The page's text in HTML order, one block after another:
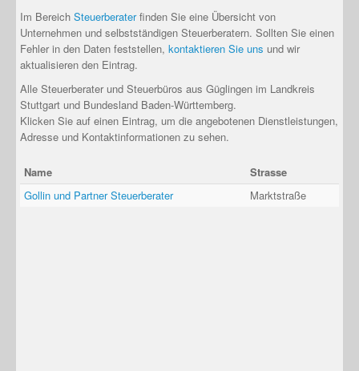
Im Bereich Steuerberaterfinden Sie eine Übersicht von
Unternehmen und selbstständigen Steuerberatern. Sollten Sie einen
Fehler in den Daten feststellen, kontaktieren Sie uns und wir
aktualisieren den Eintrag.
Alle Steuerberater und Steuerbüros aus Güglingen im Landkreis
Stuttgart und Bundesland Baden-Württemberg.
Klicken Sie auf einen Eintrag, um die angebotenen Dienstleistungen,
Adresse und Kontaktinformationen zu sehen.
Name
Strasse
Gollin und Partner Steuerberater
Marktstraße